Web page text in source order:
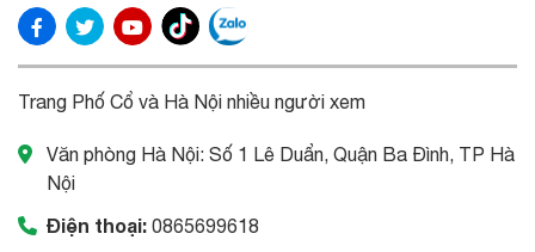
Trang Phố Cổ và Hà Nội nhiều người xem
Văn phòng Hà Nội: Số 1 Lê Duẩn, Quận Ba Đình, TP Hà
Nội
Điện thoại: 0865699618